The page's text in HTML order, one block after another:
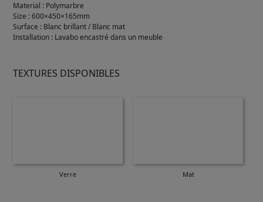
Material : Polymarbre
Size :600×450×165mm
Surface : Blanc brillant / Blanc mat
Installation : Lavabo encastré dans un meuble
TEXTURES DISPONIBLES
Verre Mat